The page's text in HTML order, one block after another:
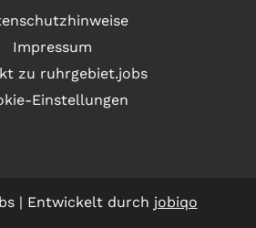
Impressum
zu ruhrgebiet.jobs
Einstellungen
| Entwickelt durch jobiqo